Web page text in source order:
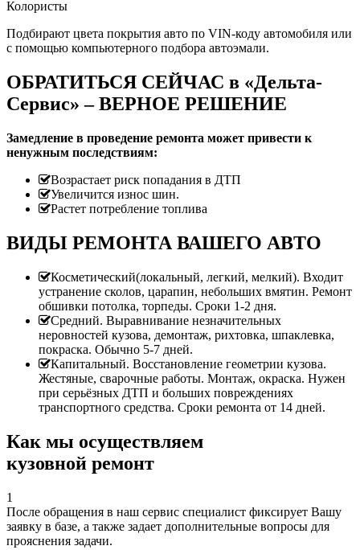
Колористы
Подбирают цвета покрытия авто по VIN-коду автомобиля или
с помощью компьютерного подбора автоэмали.
ОБРАТИТЬСЯ СЕЙЧАС в «Дельта-
Сервис» – ВЕРНОЕ РЕШЕНИЕ
Замедление в проведение ремонта может привести к
ненужным последствиям:
Возрастает риск попадания в ДТП
Увеличится износ шин.
Растет потребление топлива
ВИДЫ РЕМОНТА ВАШЕГО АВТО
Косметический(локальный, легкий, мелкий). Входит
устранение сколов, царапин, небольших вмятин. Ремонт
обшивки потолка, торпеды. Сроки 1-2 дня.
Средний. Выравнивание незначительных
неровностей кузова, демонтаж, рихтовка, шпаклевка,
покраска. Обычно 5-7 дней.
Капитальный. Восстановление геометрии кузова.
Жестяные, сварочные работы. Монтаж, окраска. Нужен
при серьёзных ДТП и больших повреждениях
транспортного средства. Сроки ремонта от 14 дней.
Как мы осуществляем
кузовной ремонт
1
После обращения в наш сервис специалист фиксирует Вашу
заявку в базе, а также задает дополнительные вопросы для
прояснения задачи.